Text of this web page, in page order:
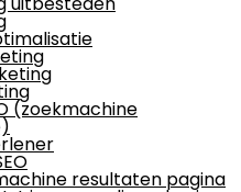
(zoekmachine
resultaten pagina